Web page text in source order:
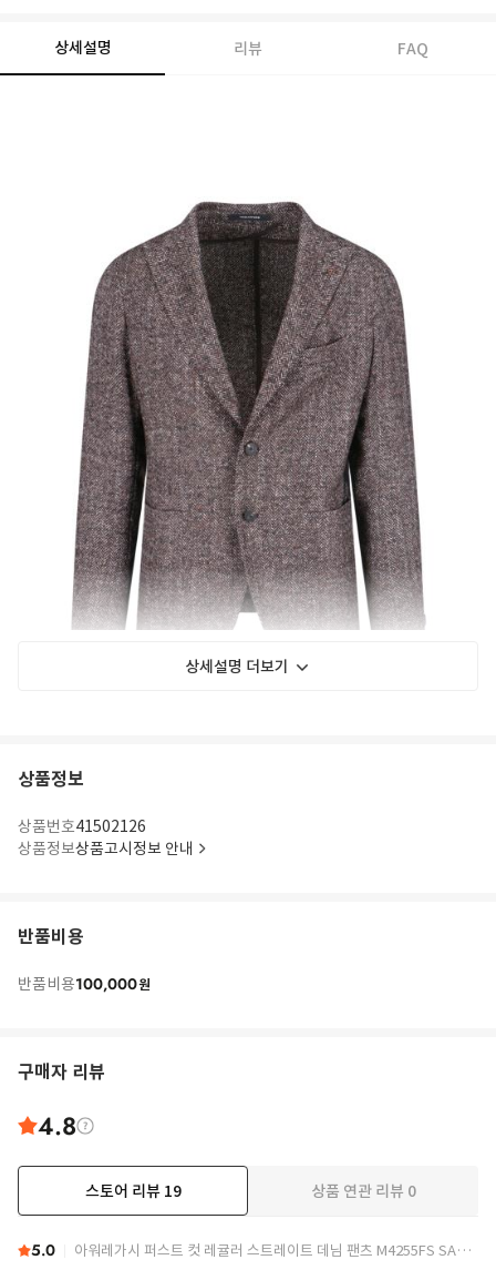
상세설명 리뷰 FAQ
상세설명 더보기
상품정보
상품번호41502126
상품정보상품고시정보 안내
반품비용
반품비용100,000원
구매자 리뷰
4.8
스토어 리뷰 19 상품 연관 리뷰 0
5.0 아워레가시 퍼스트 컷 레귤러 스트레이트 데님 팬츠 M4255FS SAND TINT Blue